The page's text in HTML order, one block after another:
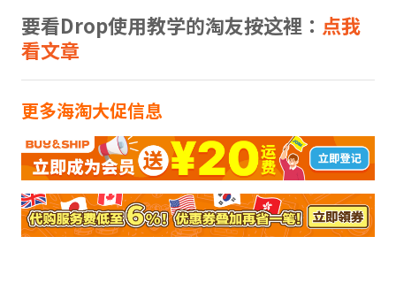
要看Drop使用教学的淘友按这裡： 点我
看文章
更多海淘大促信息